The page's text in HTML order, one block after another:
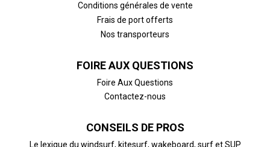
Conditions générales de vente
Frais de port offerts
Nos transporteurs
FOIRE AUX QUESTIONS
Foire Aux Questions
Contactez-nous
CONSEILS DE PROS
Le lexique du windsurf, kitesurf, wakeboard, surf et SUP